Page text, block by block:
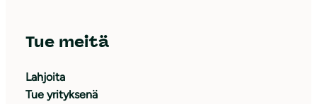
Tue meitä
Lahjoita
Tue yrityksenä